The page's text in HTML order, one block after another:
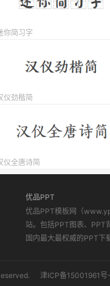
你简习字
仪劲楷简
仪全唐诗简
优品PPT
优品PPT模板网（
站。包括PPT图表、PPT
国内最大最权威的PPT下
津ICP备15001961号